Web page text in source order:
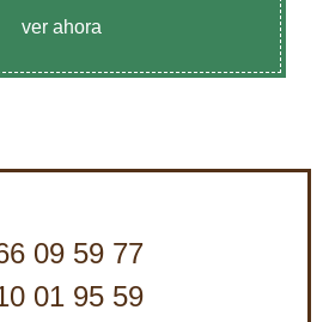
ver ahora
09 59 77
01 95 59